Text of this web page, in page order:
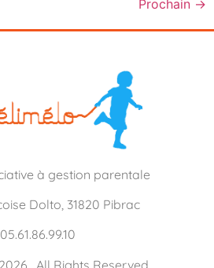
Prochain →
à gestion parentale
Dolto, 31820 Pibrac
05.61.86.99.10
. All Rights Reserved.